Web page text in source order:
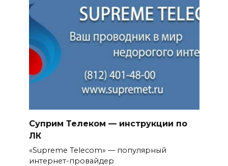
Суприм Телеком — инструкции по
ЛК
«Supreme Telecom» — популярный
интернет-провайдер